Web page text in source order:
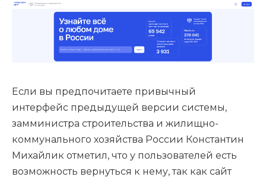
Если вы предпочитаете привычный
интерфейс предыдущей версии системы,
замминистра строительства и жилищно-
коммунального хозяйства России Константин
Михайлик отметил, что у пользователей есть
возможность вернуться к нему, так как сайт